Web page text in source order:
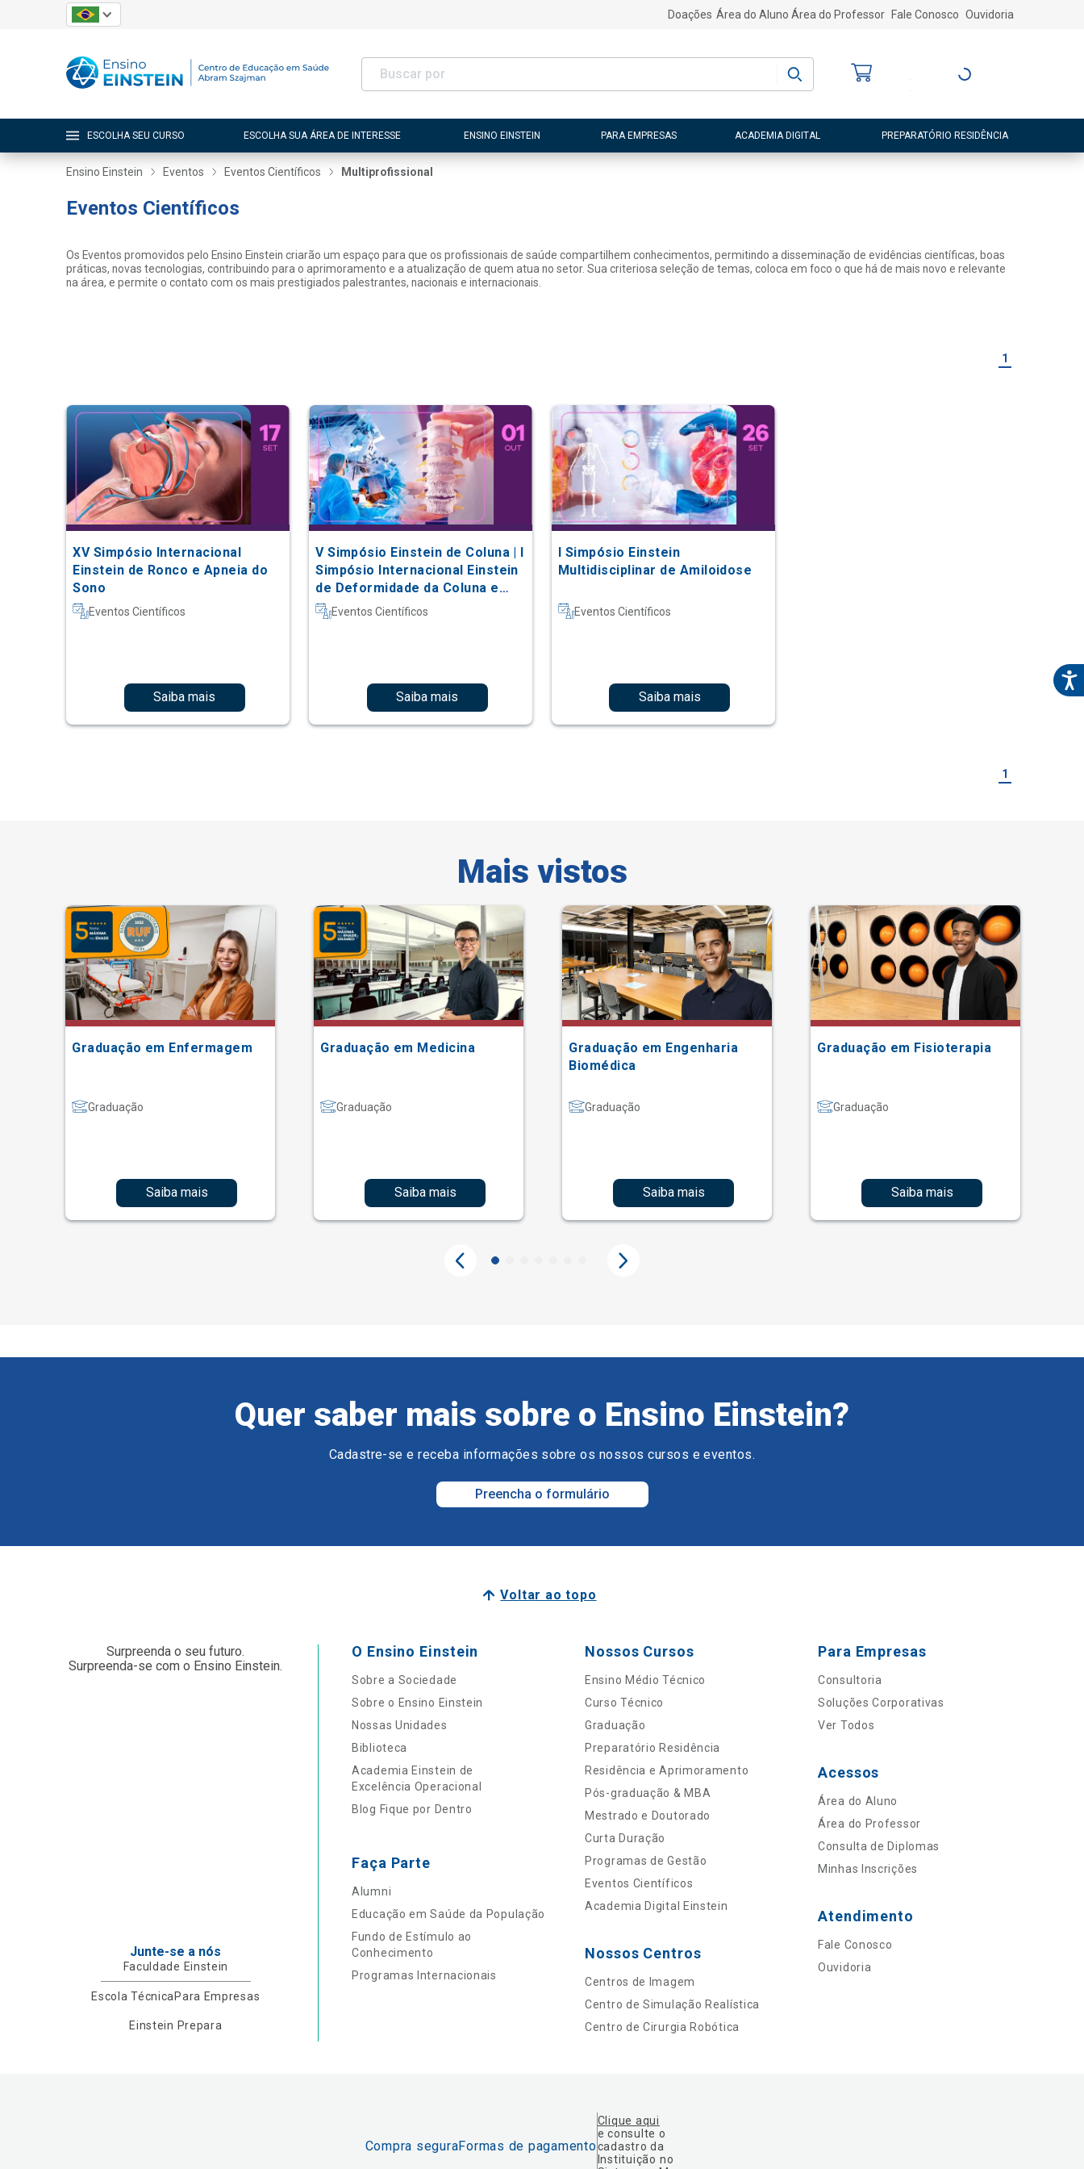
Doações Área do Aluno Área do Professor Fale Conosco Ouvidoria
Entre ou Cadastre-
ESCOLHA SEU CURSO ESCOLHA SUA ÁREA DE INTERESSE ENSINO EINSTEIN PARA EMPRESAS ACADEMIA DIGITAL PREPARATÓRIO RESIDÊNCIA
Ensino Einstein Eventos Eventos Científicos Multiprofissional
Eventos Científicos
Os Eventos promovidos pelo Ensino Einstein criarão um espaço para que os profissionais de saúde compartilhem conhecimentos, permitindo a disseminação de evidências científicas, boas
práticas, novas tecnologias, contribuindo para o aprimoramento e a atualização de quem atua no setor. Sua criteriosa seleção de temas, coloca em foco o que há de mais novo e relevante
na área, e permite o contato com os mais prestigiados palestrantes, nacionais e internacionais.
1
XV Simpósio Internacional
Einstein de Ronco e Apneia do
Sono
Eventos Científicos
Saiba mais
V Simpósio Einstein de Coluna | I
Simpósio Internacional Einstein
de Deformidade da Coluna e
Técnicas Complexas
Eventos Científicos
Saiba mais
I Simpósio Einstein
Multidisciplinar de Amiloidose
Eventos Científicos
Saiba mais
1
Mais vistos
Graduação em Enfermagem
Graduação
Saiba mais
Graduação em Medicina
Graduação
Saiba mais
Graduação em Engenharia
Biomédica
Graduação
Saiba mais
Graduação em Fisioterapia
Graduação
Saiba mais
Quer saber mais sobre o Ensino Einstein?
Cadastre-se e receba informações sobre os nossos cursos e eventos.
Preencha o formulário
Voltar ao topo
Surpreenda o seu futuro.
Surpreenda-se com o Ensino Einstein.
Junte-se a nós
Faculdade Einstein
Escola Técnica Para Empresas
Einstein Prepara
O Ensino Einstein
Sobre a Sociedade
Sobre o Ensino Einstein
Nossas Unidades
Biblioteca
Academia Einstein de
Excelência Operacional
Blog Fique por Dentro
Faça Parte
Alumni
Educação em Saúde da População
Fundo de Estímulo ao
Conhecimento
Programas Internacionais
Nossos Cursos
Ensino Médio Técnico
Curso Técnico
Graduação
Preparatório Residência
Residência e Aprimoramento
Pós-graduação & MBA
Mestrado e Doutorado
Curta Duração
Programas de Gestão
Eventos Científicos
Academia Digital Einstein
Nossos Centros
Centros de Imagem
Centro de Simulação Realística
Centro de Cirurgia Robótica
Para Empresas
Consultoria
Soluções Corporativas
Ver Todos
Acessos
Área do Aluno
Área do Professor
Consulta de Diplomas
Minhas Inscrições
Atendimento
Fale Conosco
Ouvidoria
Compra seguraFormas de pagamento
Clique aqui
e consulte o
cadastro da
Instituição no